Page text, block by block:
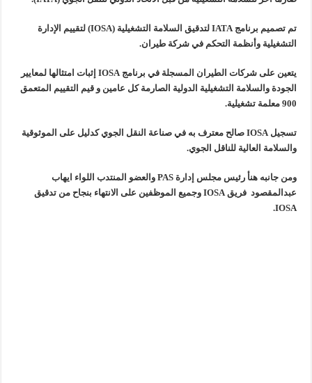
تم تصميم برنامج IATA لتدقيق السلامة التشغيلية (IOSA) لتقييم الإدارة
التشغيلية وأنظمة التحكم في شركة طيران.
يتعين على شركات الطيران المسجلة في برنامج IOSA إثبات امتثالها لمعايير
الجودة والسلامة التشغيلية الدولية الصارمة كل عامين و قيم التقييم المتعمق
900 معلمة تشغيلية.
تسجيل IOSA صالح معترف به في صناعة النقل الجوي كدليل على الموثوقية
والسلامة العالية للناقل الجوي.
ومن جانبه هنأ رئيس مجلس إدارة PAS والعضو المنتدب اللواء ايهاب
عبدالمقصود فريق IOSA وجميع الموظفين على الانتهاء بنجاح من تدقيق
IOSA.